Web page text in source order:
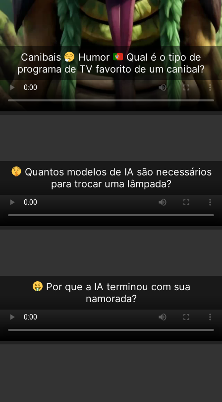
Canibais Humor
Qual é o tipo de
programa de TV favorito de um canibal?
Quantos modelos de IA são necessários
para trocar uma lâmpada?
Por que a IA terminou com sua
namorada?